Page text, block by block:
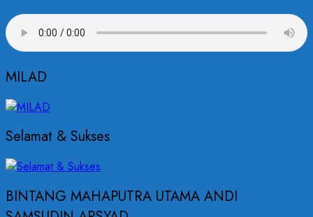
MILAD
Selamat & Sukses
BINTANG MAHAPUTRA UTAMA ANDI